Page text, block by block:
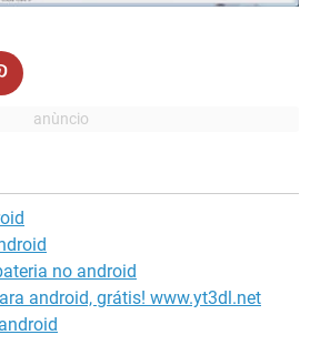
no android
android, grátis! www.yt3dl.net